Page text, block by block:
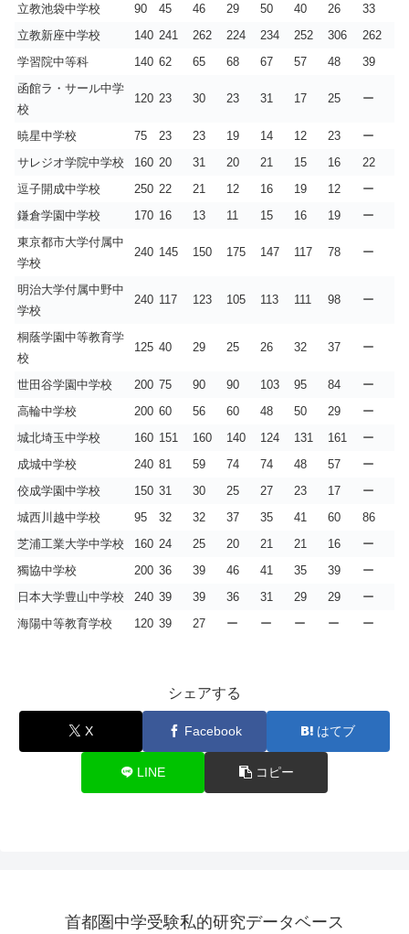
立教池袋中学校
90 45 46 29 50 40 26
33
立教新座中学校
140 241 262 224 234 252 306
262
学習院中等科
140 62 65 68 67 57 48
39
函館ラ・サール中学
校
120 23 30 23 31 17 25 ー
暁星中学校 75 23 23 19 14 12 23
ー
サレジオ学院中学校
160 20 31 20 21 15 16
22
逗子開成中学校
250 22 21 12 16 19 12
ー
鎌倉学園中学校
170 16 13 11 15 16 19
ー
東京都市大学付属中
学校
240 145 150 175 147 117 78 ー
明治大学付属中野中
学校
240 117 123 105 113 111 98 ー
桐蔭学園中等教育学
校
125 40 29 25 26 32 37 ー
世田谷学園中学校 200 75 90 90 103 95 84
ー
高輪中学校
200 60 56 60 48 50 29
ー
城北埼玉中学校
160 151 160 140 124 131 161
ー
成城中学校
240 81 59 74 74 48 57
ー
佼成学園中学校
150 31 30 25 27 23 17
ー
城西川越中学校
95 32 32 37 35 41 60
86
芝浦工業大学中学校
160 24 25 20 21 21 16
ー
獨協中学校
200 36 39 46 41 35 39
ー
日本大学豊山中学校
240 39 39 36 31 29 29
ー
海陽中等教育学校
120 39 27 ー ー ー ー ー
シェアする
X Facebook はてブ
LINE コピー
首都圏中学受験私的研究データベース